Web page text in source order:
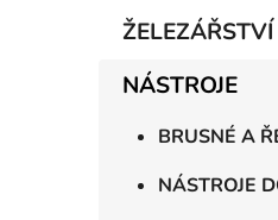
ŽELEZÁŘSTVÍ
NÁSTROJE
BRUSNÉ A
NÁSTROJE